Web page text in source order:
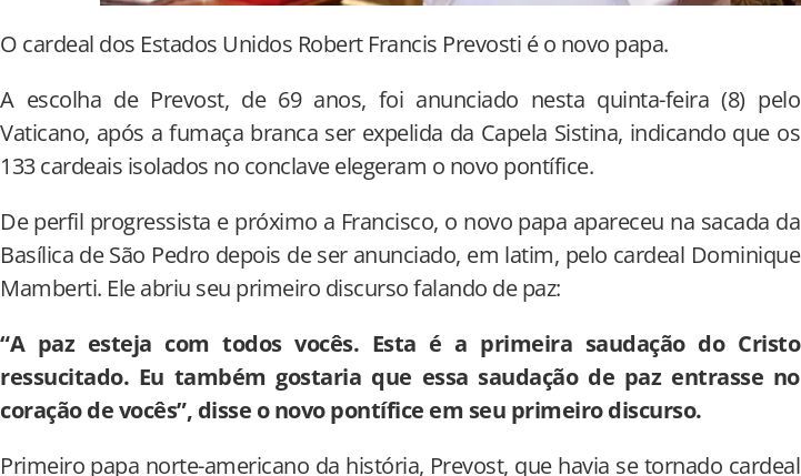
O cardeal dos Estados Unidos Robert Francis Prevosti é o novo papa.
A escolha de Prevost, de 69 anos, foi anunciado nesta quinta-feira (8) pelo
Vaticano, após a fumaça branca ser expelida da Capela Sistina, indicando que os
133 cardeais isolados no conclave elegeram o novo pontífice.
De perfil progressista e próximo a Francisco, o novo papa apareceu na sacada da
Basílica de São Pedro depois de ser anunciado, em latim, pelo cardeal Dominique
Mamberti. Ele abriu seu primeiro discurso falando de paz:
“A paz esteja com todos vocês. Esta é a primeira saudação do Cristo
ressucitado. Eu também gostaria que essa saudação de paz entrasse no
coração de vocês”, disse o novo pontífice em seu primeiro discurso.
Primeiro papa norte-americano da história, Prevost, que havia se tornado cardeal